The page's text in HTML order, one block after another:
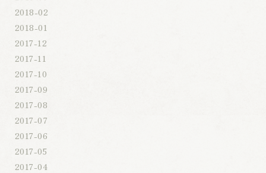
2018-02
2018-01
2017-12
2017-11
2017-10
2017-09
2017-08
2017-07
2017-06
2017-05
2017-04